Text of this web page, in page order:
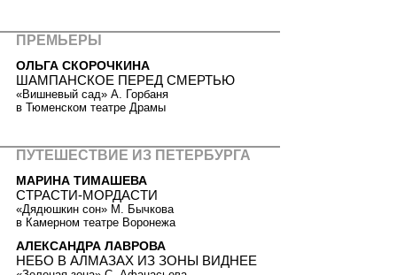
ПРЕМЬЕРЫ
ОЛЬГА СКОРОЧКИНА
ШАМПАНСКОЕ ПЕРЕД СМЕРТЬЮ
«Вишневый сад» А. Горбаня
в Тюменском театре Драмы
ПУТЕШЕСТВИЕ ИЗ ПЕТЕРБУРГА
МАРИНА ТИМАШЕВА
СТРАСТИ-МОРДАСТИ
«Дядюшкин сон» М. Бычкова
в Камерном театре Воронежа
АЛЕКСАНДРА ЛАВРОВА
НЕБО В АЛМАЗАХ ИЗ ЗОНЫ ВИДНЕЕ